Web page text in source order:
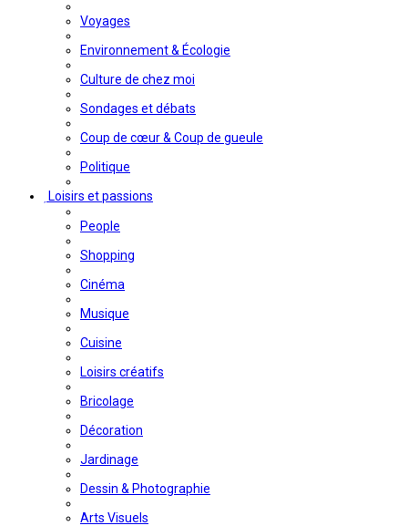
Voyages
Environnement & Écologie
Culture de chez moi
Sondages et débats
Coup de cœur & Coup de gueule
Politique
Loisirs et passions
People
Shopping
Cinéma
Musique
Cuisine
Loisirs créatifs
Bricolage
Décoration
Jardinage
Dessin & Photographie
Arts Visuels